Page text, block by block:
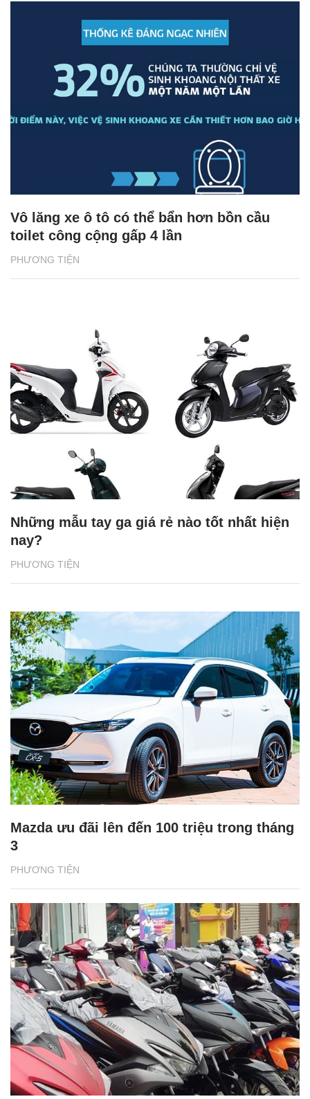
PHƯƠNG TIỆN
Vô lăng xe ô tô có thể bẩn hơn bồn cầu
toilet công cộng gấp 4 lần
PHƯƠNG TIỆN
Những mẫu tay ga giá rẻ nào tốt nhất hiện
nay?
PHƯƠNG TIỆN
Mazda ưu đãi lên đến 100 triệu trong tháng
3